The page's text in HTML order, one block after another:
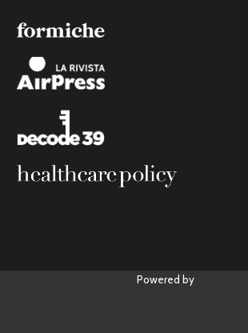
Powered by